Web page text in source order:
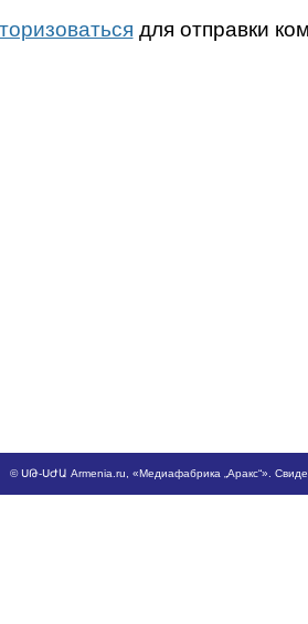
для отправки
©ՍԹ-ՍԺԱ Armenia.ru , «Медиафабрика „Аракс“».